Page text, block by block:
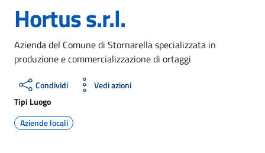
Hortus s.r.l.
Azienda del Comune di Stornarella specializzata in
produzione e commercializzazione di ortaggi
Condividi
Vedi azioni
Tipi Luogo
Aziende locali